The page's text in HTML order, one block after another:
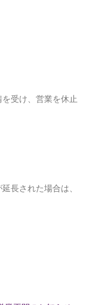
受け、営業を休止
長された場合は、